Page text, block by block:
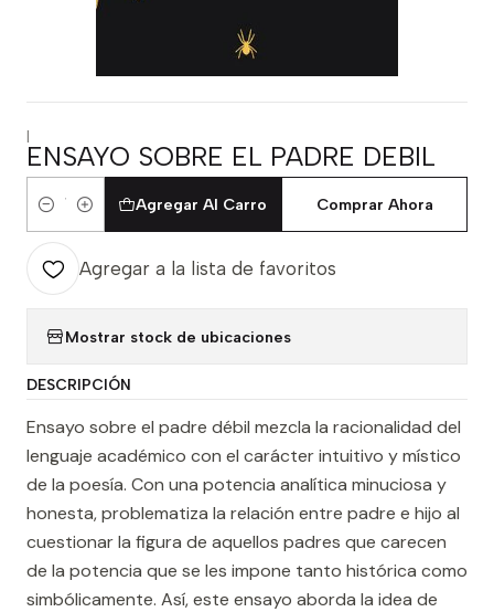
|
ENSAYO SOBRE EL PADRE DEBIL
Cantidad
Agregar Al Carro Comprar Ahora
Agregar a la lista de favoritos
Mostrar stock de ubicaciones
DESCRIPCIÓN
Ensayo sobre el padre débil mezcla la racionalidad del
lenguaje académico con el carácter intuitivo y místico
de la poesía. Con una potencia analítica minuciosa y
honesta, problematiza la relación entre padre e hijo al
cuestionar la figura de aquellos padres que carecen
de la potencia que se les impone tanto histórica como
simbólicamente. Así, este ensayo aborda la idea de